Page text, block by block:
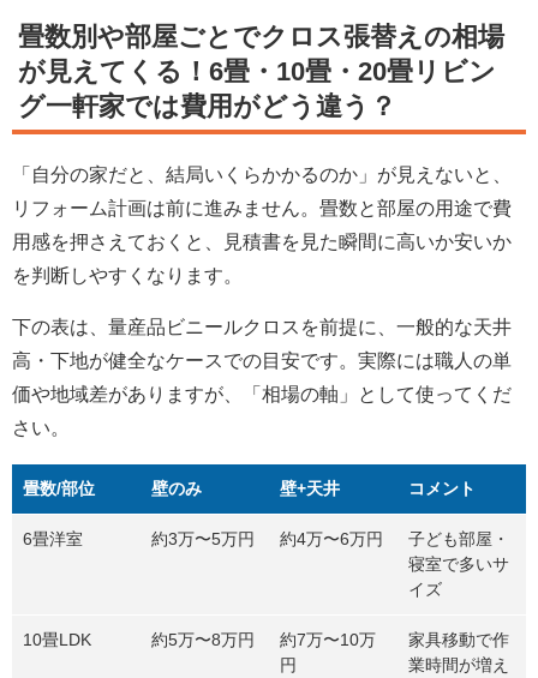
畳数別や部屋ごとでクロス張替えの相場
が見えてくる！6畳・10畳・20畳リビン
グ一軒家では費用がどう違う？
「自分の家だと、結局いくらかかるのか」が見えないと、
リフォーム計画は前に進みません。畳数と部屋の用途で費
用感を押さえておくと、見積書を見た瞬間に高いか安いか
を判断しやすくなります。
下の表は、量産品ビニールクロスを前提に、一般的な天井
高・下地が健全なケースでの目安です。実際には職人の単
価や地域差がありますが、「相場の軸」として使ってくだ
さい。
畳数/部位 壁のみ 壁+天井 コメント
6畳洋室 約3万〜5万円 約4万〜6万円
子ども部屋・
寝室で多いサ
イズ
10畳LDK 約5万〜8万円
約7万〜10万
円
家具移動で作
業時間が増え